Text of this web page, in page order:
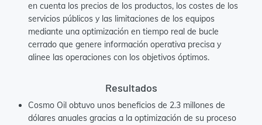
en cuenta los precios de los productos, los costes de los
servicios públicos y las limitaciones de los equipos
mediante una optimización en tiempo real de bucle
cerrado que genere información operativa precisa y
alinee las operaciones con los objetivos óptimos.
Resultados
Cosmo Oil obtuvo unos beneficios de 2.3 millones de
dólares anuales gracias a la optimización de su proceso